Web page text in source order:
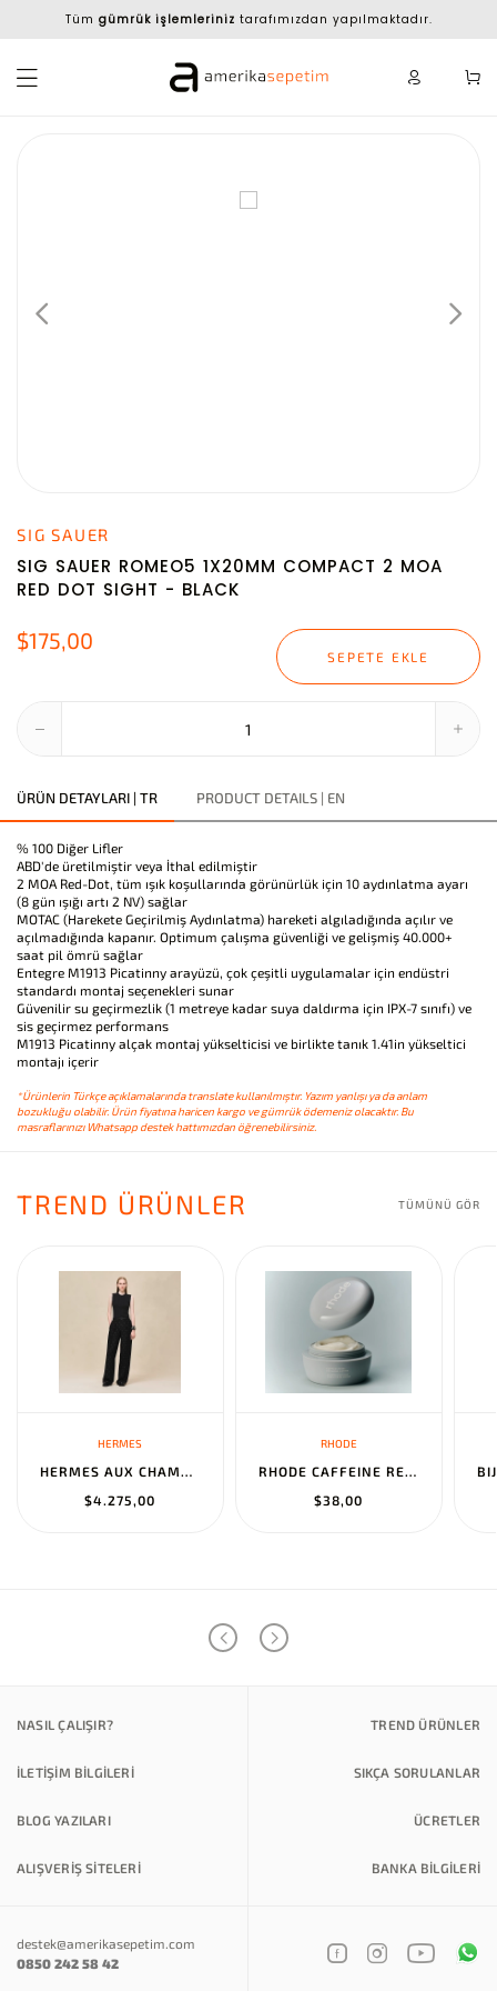
Tüm gümrük işlemleriniz tarafımızdan yapılmaktadır.
SIG SAUER
SIG SAUER ROMEO5 1X20MM COMPACT 2 MOA
RED DOT SIGHT - BLACK
$175,00
SEPETE EKLE
ÜRÜN DETAYLARI | TR PRODUCT DETAILS | EN
% 100 Diğer Lifler
ABD'de üretilmiştir veya İthal edilmiştir
2 MOA Red-Dot, tüm ışık koşullarında görünürlük için 10 aydınlatma ayarı
(8 gün ışığı artı 2 NV) sağlar
MOTAC (Harekete Geçirilmiş Aydınlatma) hareketi algıladığında açılır ve
açılmadığında kapanır. Optimum çalışma güvenliği ve gelişmiş 40.000+
saat pil ömrü sağlar
Entegre M1913 Picatinny arayüzü, çok çeşitli uygulamalar için endüstri
standardı montaj seçenekleri sunar
Güvenilir su geçirmezlik (1 metreye kadar suya daldırma için IPX-7 sınıfı) ve
sis geçirmez performans
M1913 Picatinny alçak montaj yükselticisi ve birlikte tanık 1.41in yükseltici
montajı içerir
*Ürünlerin Türkçe açıklamalarında translate kullanılmıştır. Yazım yanlışı ya da anlam
bozukluğu olabilir. Ürün fiyatına haricen kargo ve gümrük ödemeniz olacaktır. Bu
masraflarınızı Whatsapp destek hattımızdan öğrenebilirsiniz.
TREND ÜRÜNLER TÜMÜNÜ GÖR
HERMES
HERMES AUX CHAMPS EN FLEURS" PANTS NOIR
$4.275,00
RHODE
RHODE CAFFEINE RESET SCULPTING CREAM MASK
$38,00
NASIL ÇALIŞIR? TREND ÜRÜNLER
İLETİŞİM BİLGİLERİ SIKÇA SORULANLAR
BLOG YAZILARI ÜCRETLER
ALIŞVERİŞ SİTELERİ BANKA BILGILERI
destek@amerikasepetim.com
0850 242 58 42